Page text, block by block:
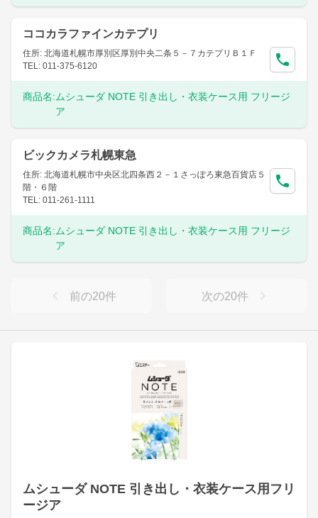
ムシューダ NOTE 引き出し・衣装ケース用フリ
ージア
ココカラファインカテプリ
住所: 北海道札幌市厚別区厚別中央二条５－７カテプリＢ１Ｆ
TEL: 011-375-6120
商品名: ムシューダ NOTE 引き出し・衣装ケース用 フリージ
ア
ビックカメラ札幌東急
住所: 北海道札幌市中央区北四条西２－１さっぽろ東急百貨店５
階・６階
TEL: 011-261-1111
商品名: ムシューダ NOTE 引き出し・衣装ケース用 フリージ
ア
前の20件 次の20件